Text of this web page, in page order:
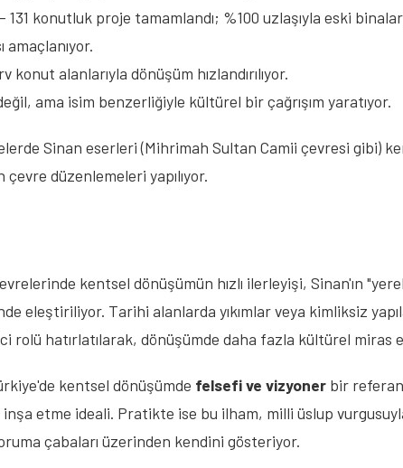
131 konutluk proje tamamlandı; %100 uzlaşıyla eski
amaçlanıyor.
konut alanlarıyla dönüşüm hızlandırılıyor.
ama isim benzerliğiyle kültürel bir çağrışım yaratıyor.
Sinan eserleri (Mihrimah Sultan Camii çevresi gibi)
düzenlemeleri yapılıyor.
kentsel dönüşümün hızlı ilerleyişi, Sinan'ın
eleştiriliyor. Tarihi alanlarda yıkımlar veya kimliksiz
rolü hatırlatılarak, dönüşümde daha fazla kültürel miras
kentsel dönüşümde felsefi ve vizyoner bir
etme ideali. Pratikte ise bu ilham, milli üslup
çabaları üzerinden kendini gösteriyor.